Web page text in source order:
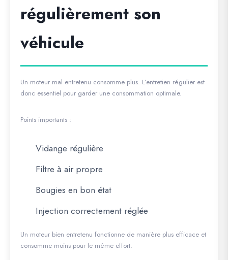
régulièrement son
véhicule
Un moteur mal entretenu consomme plus. L’entretien régulier est
donc essentiel pour garder une consommation optimale.
Points importants :
Vidange régulière
Filtre à air propre
Bougies en bon état
Injection correctement réglée
Un moteur bien entretenu fonctionne de manière plus efficace et
consomme moins pour le même effort.